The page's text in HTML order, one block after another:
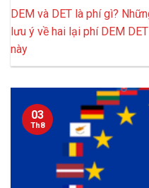
DEM và DET là phí gì?
lưu ý về hai lại phí DEM DET
này
03
Th8